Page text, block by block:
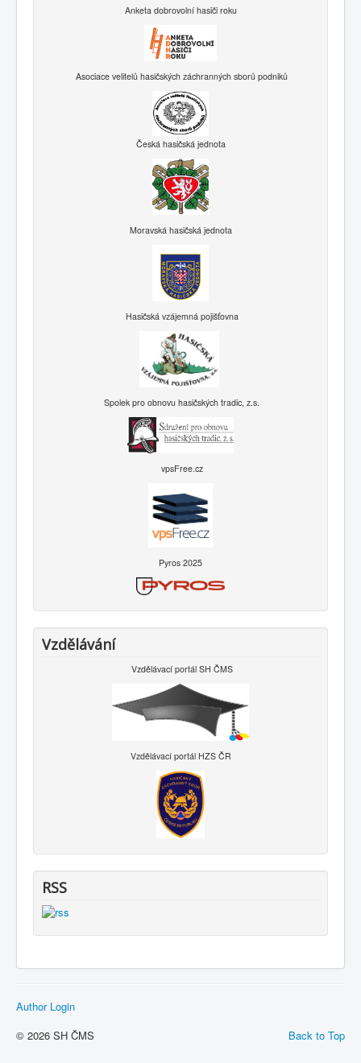
Anketa dobrovolní hasiči roku
Asociace velitelů hasičských záchranných sborů podniků
Česká hasičská jednota
Moravská hasičská jednota
Hasičská vzájemná pojišťovna
Spolek pro obnovu hasičských tradic, z.s.
vpsFree.cz
Pyros 2025
Vzdělávání
Vzdělávací portál SH ČMS
Vzdělávací portál HZS ČR
RSS
Author Login
Back to Top
© 2026 SH ČMS